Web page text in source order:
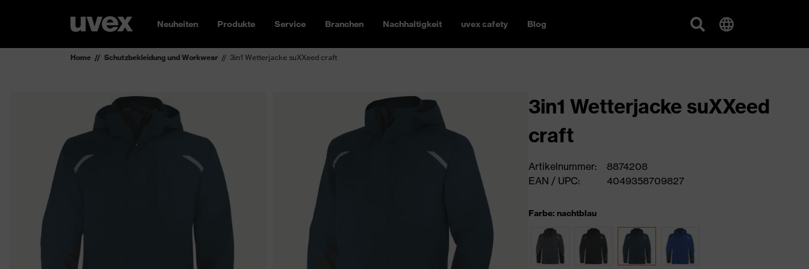
Neuheiten Produkte Service Branchen Nachhaltigkeit uvex safety Blog
Home Schutzbekleidung und Workwear 3in1 Wetterjacke suXXeed craft
3in1 Wetterjacke suXXeed
craft
Artikelnummer:
8874208
EAN / UPC:
4049358709827
Farbe: nachtblau